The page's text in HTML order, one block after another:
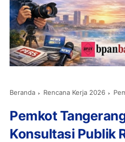
Beranda Rencana Kerja 2026
Pemkot
Konsultasi Publik